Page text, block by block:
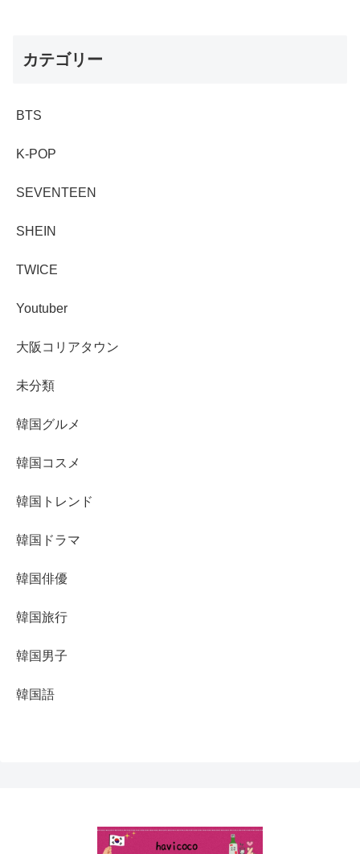
カテゴリー
BTS
K-POP
SEVENTEEN
SHEIN
TWICE
Youtuber
大阪コリアタウン
未分類
韓国グルメ
韓国コスメ
韓国トレンド
韓国ドラマ
韓国俳優
韓国旅行
韓国男子
韓国語